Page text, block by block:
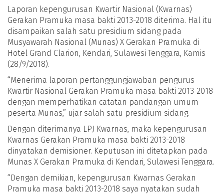
Laporan kepengurusan Kwartir Nasional (Kwarnas)
Gerakan Pramuka masa bakti 2013-2018 diterima. Hal itu
disampaikan salah satu presidium sidang pada
Musyawarah Nasional (Munas) X Gerakan Pramuka di
Hotel Grand Clarion, Kendari, Sulawesi Tenggara, Kamis
(28/9/2018).
“Menerima laporan pertanggungjawaban pengurus
Kwartir Nasional Gerakan Pramuka masa bakti 2013-2018
dengan memperhatikan catatan pandangan umum
peserta Munas,” ujar salah satu presidium sidang.
Dengan diterimanya LPJ Kwarnas, maka kepengurusan
Kwarnas Gerakan Pramuka masa bakti 2013-2018
dinyatakan demisioner. Keputusan ini ditetapkan pada
Munas X Gerakan Pramuka di Kendari, Sulawesi Tenggara.
“Dengan demikian, kepengurusan Kwarnas Gerakan
Pramuka masa bakti 2013-2018 saya nyatakan sudah